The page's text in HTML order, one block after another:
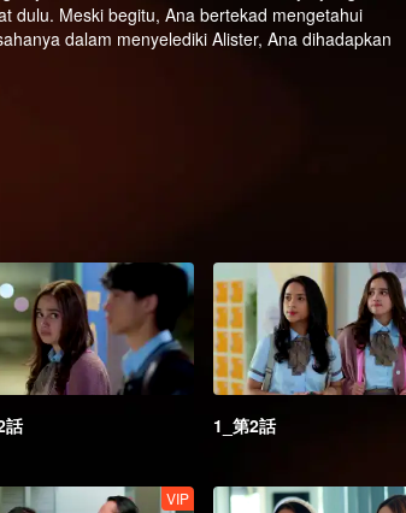
dulu. Meski begitu, Ana bertekad mengetahui
dalam menyelediki Alister, Ana dihadapkan
padanya. Cinta segitiga pun tak sengaja terbentuk
membuat Alister harus menjalani hukuman
masa lalunya, Alister selalu menghindar.
話 1_第2話
VIP